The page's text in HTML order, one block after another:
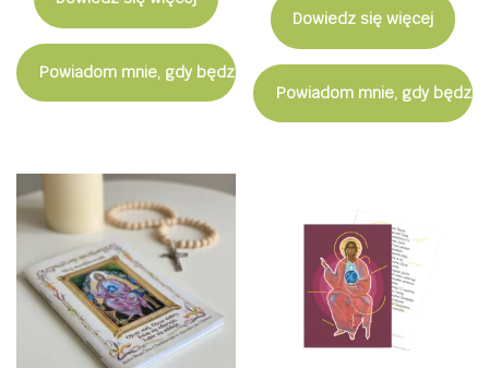
Powiadom mnie, gdy będzie dostępny
Dowiedz się więcej
Powiadom mnie, gdy